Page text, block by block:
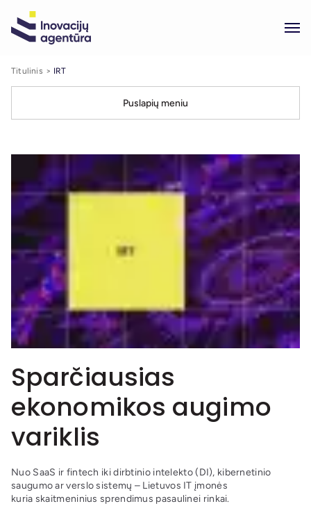
Titulinis IRT
Puslapių meniu
Sparčiausias
ekonomikos augimo
variklis
Nuo SaaS ir fintech iki dirbtinio intelekto (DI), kibernetinio
saugumo ar verslo sistemų – Lietuvos IT įmonės
kuria skaitmeninius sprendimus pasaulinei rinkai.